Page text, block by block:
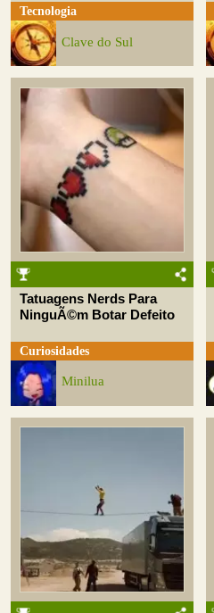
Tecnologia
Clave do Sul
Tatuagens Nerds Para
NinguÃ©m Botar Defeito
Curiosidades
Minilua